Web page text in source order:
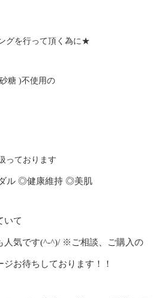
グを行って頂く為に★
糖 )不使用の
っております
ル ◎健康維持 ◎美肌
いて
人気です(^-^)/ ※ご相談、ご購入の
お待ちしております！！